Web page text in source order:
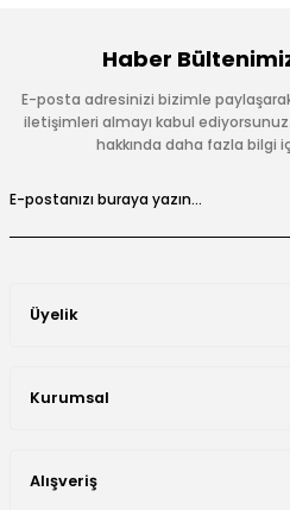
Haber
E-posta adresinizi bizimle
iletişimleri almayı kabul ediyorsunuz.
hakkında daha fazla bilgi
Üyelik
Kurumsal
Alışveriş